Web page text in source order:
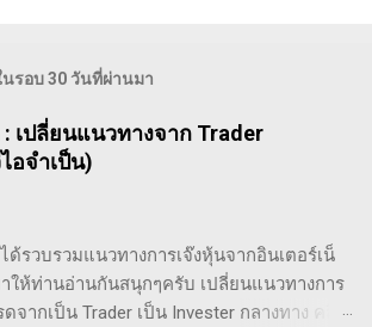
รอบ 30 วันที่ผ่านมา
เปลี่ยนแนวทางจาก Trader
อจำเป็น)
ด้รวบรวมแนวทางการเจ๊งหุ้นจากอินเตอร์เน็
ให้ท่านอ่านกันสนุกๆครับ เปลี่ยนแนวทางการ
ดจากเป็น Trader เป็น Invester กลางทาง คลิป